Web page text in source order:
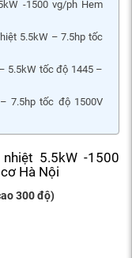
-1500 vg/ph Hem
5.5kW – 7.5hp tốc
5.5kW tốc độ 1445 –
7.5hp tốc độ 1500V
5.5kW -1500
Hà Nội
300 độ)